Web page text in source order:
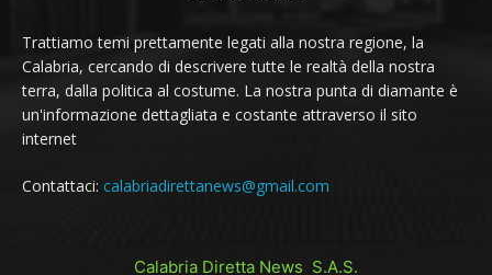
Trattiamo temi prettamente legati alla nostra regione, la
Calabria, cercando di descrivere tutte le realtà della nostra
terra, dalla politica al costume. La nostra punta di diamante è
un'informazione dettagliata e costante attraverso il sito
internet
Contattaci: calabriadirettanews@gmail.com
Calabria Diretta News S.A.S.